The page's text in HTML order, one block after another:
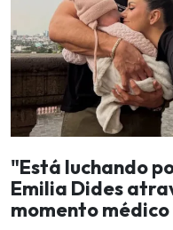
"Está luchando
Emilia Dides
momento